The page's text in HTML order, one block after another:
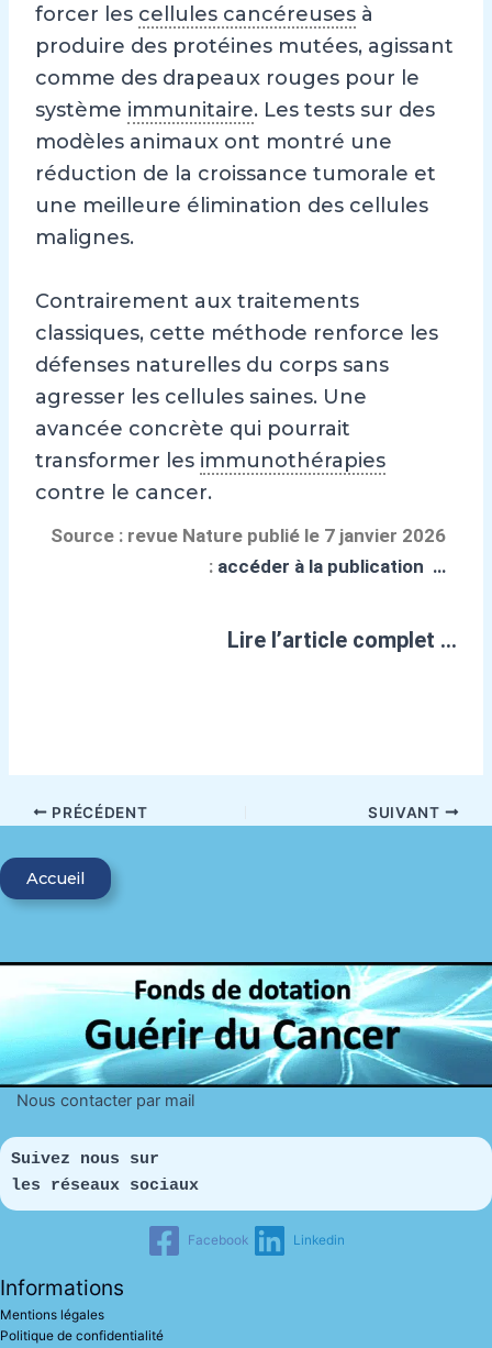
forcer les cellules cancéreuses à
produire des protéines mutées, agissant
comme des drapeaux rouges pour le
système immunitaire. Les tests sur des
modèles animaux ont montré une
réduction de la croissance tumorale et
une meilleure élimination des cellules
malignes.
Contrairement aux traitements
classiques, cette méthode renforce les
défenses naturelles du corps sans
agresser les cellules saines. Une
avancée concrète qui pourrait
transformer les immunothérapies
contre le cancer.
Source : revue Nature publié le 7 janvier 2026
: accéder à la publication …
Lire l’article complet …
PRÉCÉDENT SUIVANT
Accueil
Nous contacter par mail
Suivez nous sur
les réseaux sociaux
Facebook Linkedin
Informations
Mentions légales
Politique de confidentialité